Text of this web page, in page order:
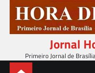
content
Jornal
Primeiro Jornal de